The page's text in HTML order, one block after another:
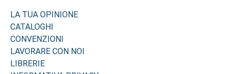
LA TUA OPINIONE
CATALOGHI
CONVENZIONI
LAVORARE CON NOI
LIBRERIE